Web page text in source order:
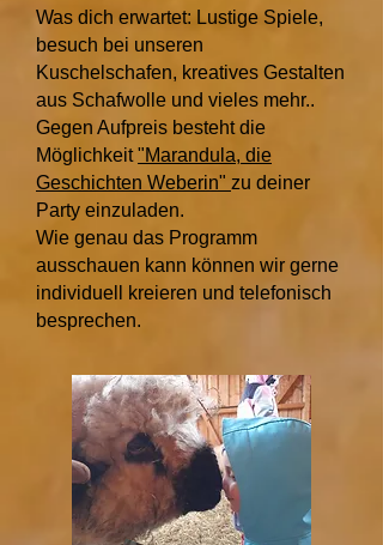
Was dich erwartet: Lustige Spiele,
besuch bei unseren
Kuschelschafen, kreatives Gestalten
aus Schafwolle und vieles mehr..
Gegen Aufpreis besteht die
Möglichkeit"Marandula, die
Geschichten Weberin" zu deiner
Party einzuladen.
Wie genau das Programm
ausschauen kann können wir gerne
individuell kreieren und telefonisch
besprechen.